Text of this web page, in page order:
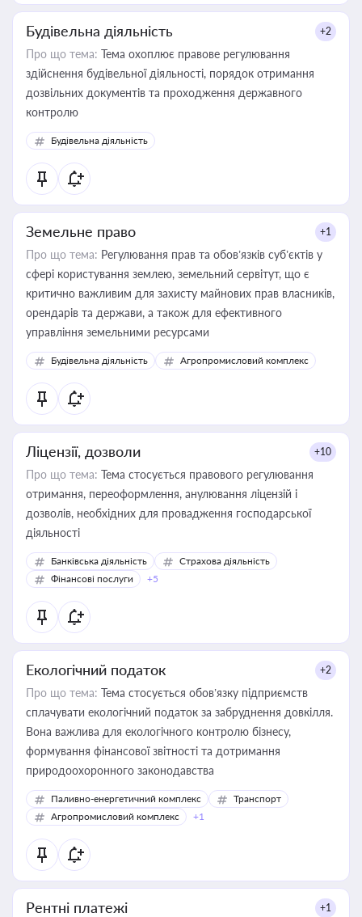
Будівельна діяльність +2
Про що тема: Тема охоплює правове регулювання
здійснення будівельної діяльності, порядок отримання
дозвільних документів та проходження державного
контролю
Будівельна діяльність
Земельне право +1
Про що тема: Регулювання прав та обов’язків суб’єктів у
сфері користування землею, земельний сервітут, що є
критично важливим для захисту майнових прав власників,
орендарів та держави, а також для ефективного
управління земельними ресурсами
Будівельна діяльність Агропромисловий комплекс
Ліцензії, дозволи +10
Про що тема: Тема стосується правового регулювання
отримання, переоформлення, анулювання ліцензій і
дозволів, необхідних для провадження господарської
діяльності
Банківська діяльність
Страхова діяльність
Фінансові послуги
+5
Екологічний податок +2
Про що тема: Тема стосується обов’язку підприємств
сплачувати екологічний податок за забруднення довкілля.
Вона важлива для екологічного контролю бізнесу,
формування фінансової звітності та дотримання
природоохоронного законодавства
Паливно-енергетичний комплекс
Транспорт
Агропромисловий комплекс
+1
Рентні платежі +1